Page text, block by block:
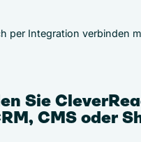
Sie
CMS oder